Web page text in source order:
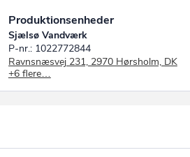
Produktionsenheder
Sjælsø Vandværk
P-nr.: 1022772844
Ravnsnæsvej 231, 2970 Hørsholm, DK
NOVAFOS A/S
P-nr.: 1014946361
+6 flere…